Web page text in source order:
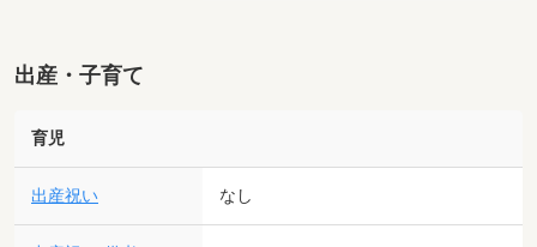
出産・子育て
育児
出産祝い なし